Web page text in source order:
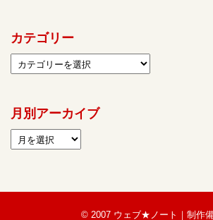
カテゴリー
月別アーカイブ
© 2007 ウェブ★ノート｜制作